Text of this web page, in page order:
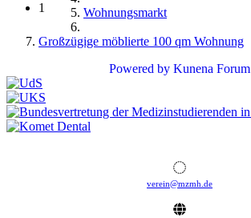
1
Wohnungsmarkt
Großzügige möblierte 100 qm Wohnung
Powered by Kunena Forum
verein@mzmh.de